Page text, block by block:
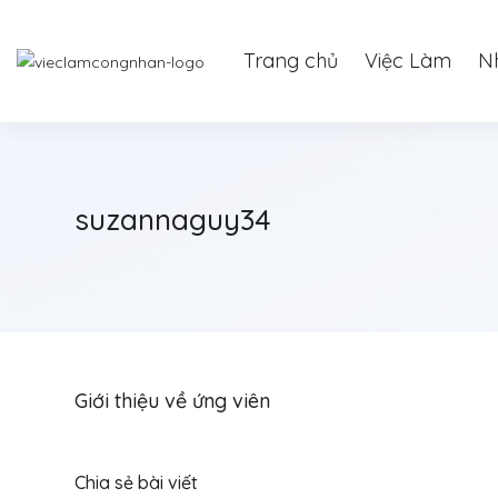
Trang chủ Việc Làm
suzannaguy34
Giới thiệu về ứng viên
Chia sẻ bài viết